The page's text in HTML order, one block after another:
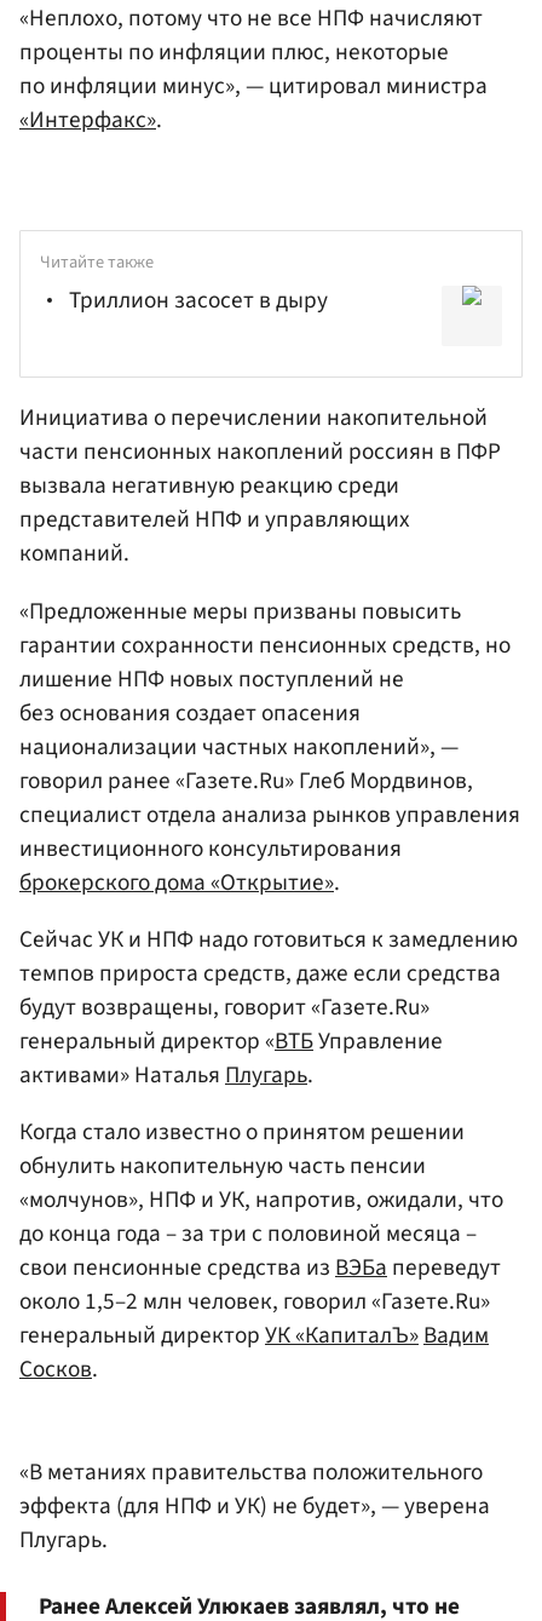
«Неплохо, потому что не все НПФ начисляют
проценты по инфляции плюс, некоторые
по инфляции минус», — цитировал министра
«Интерфакс».
Читайте также
Триллион засосет в дыру
Инициатива о перечислении накопительной
части пенсионных накоплений россиян в ПФР
вызвала негативную реакцию среди
представителей НПФ и управляющих
компаний.
«Предложенные меры призваны повысить
гарантии сохранности пенсионных средств, но
лишение НПФ новых поступлений не
без основания создает опасения
национализации частных накоплений», —
говорил ранее «Газете.Ru» Глеб Мордвинов,
специалист отдела анализа рынков управления
инвестиционного консультирования
брокерского дома «Открытие».
Сейчас УК и НПФ надо готовиться к замедлению
темпов прироста средств, даже если средства
будут возвращены, говорит «Газете.Ru»
генеральный директор «ВТБУправление
активами» НатальяПлугарь.
Когда стало известно о принятом решении
обнулить накопительную часть пенсии
«молчунов», НПФ и УК, напротив, ожидали, что
до конца года – за три с половиной месяца –
свои пенсионные средства изВЭБапереведут
около 1,5–2 млн человек, говорил «Газете.Ru»
генеральный директорУК «КапиталЪ»Вадим
Сосков.
«В метаниях правительства положительного
эффекта (для НПФ и УК) не будет», — уверена
Плугарь.
Ранее Алексей Улюкаев заявлял, что не